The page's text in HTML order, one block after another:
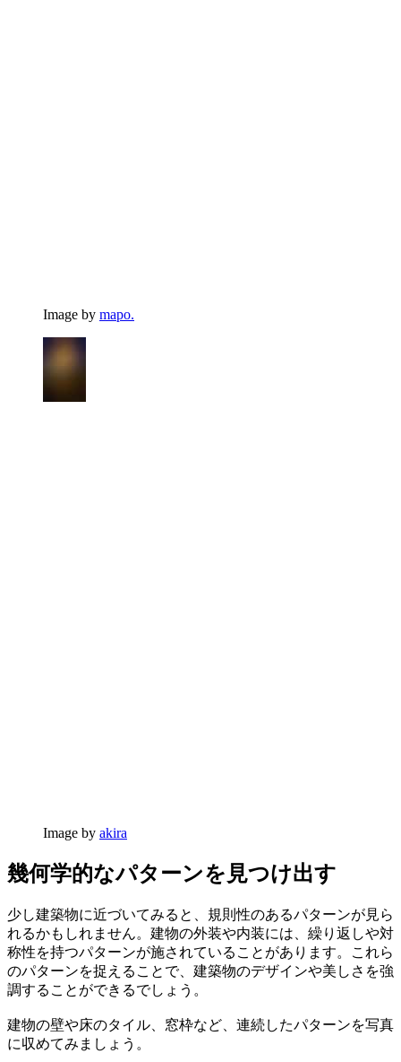
Image by mapo.
Image by akira
幾何学的なパターンを見つけ出す
少し建築物に近づいてみると、規則性のあるパターンが見ら
れるかもしれません。建物の外装や内装には、繰り返しや対
称性を持つパターンが施されていることがあります。これら
のパターンを捉えることで、建築物のデザインや美しさを強
調することができるでしょう。
建物の壁や床のタイル、窓枠など、連続したパターンを写真
に収めてみましょう。